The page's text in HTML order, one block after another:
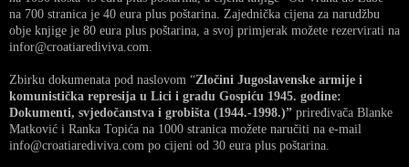
na 700 stranica je 40 eura plus poštarina. Zajednička cijena za narudžbu
obje knjige je 80 eura plus poštarina, a svoj primjerak možete rezervirati na
infor@croatiarediviva.com.
Zbirku dokumenata pod naslovom “Zločini Jugoslavenske armije i
komunistička represija u Lici i gradu Gospiću 1945. godine:
Dokumenti, svjedočanstva i grobišta (1944.-1998.)” priređivača Blanke
Matković i Ranka Topića na 1000 stranica možete naručiti na e-mail
info@croatiarediviva.com po cijeni od 30 eura plus poštarina.